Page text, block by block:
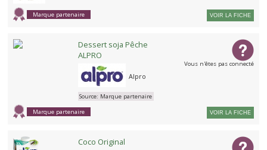
Marque partenaire VOIR LA FICHE
Dessert soja Pêche
ALPRO
Alpro
Marque partenaire
Source: Marque partenaire
Vous n'êtes pas connecté
VOIR LA FICHE
Coco Original